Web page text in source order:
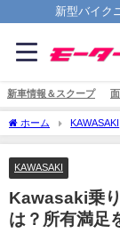
新型バイク
新車情報＆スクープ
ホーム KAWASAKI
足を深める5つの問い
KAWASAKI
Kawasaki乗
は？所有満足